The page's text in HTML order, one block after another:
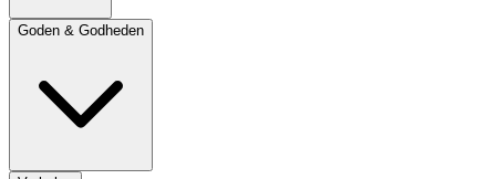
Goden & Godheden